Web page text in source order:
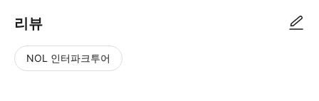
리뷰
NOL 인터파크투어